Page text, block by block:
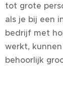
tot grote
als je bij een
bedrijf met
werkt,
behoorlijk